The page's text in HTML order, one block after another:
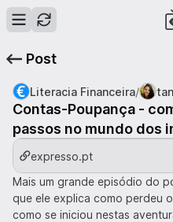
Post
Literacia Financeira/
Contas-Poupança -
passos no mundo dos
expresso.pt
Mais um grande episódio do
que ele explica como perdeu
como se iniciou nestas